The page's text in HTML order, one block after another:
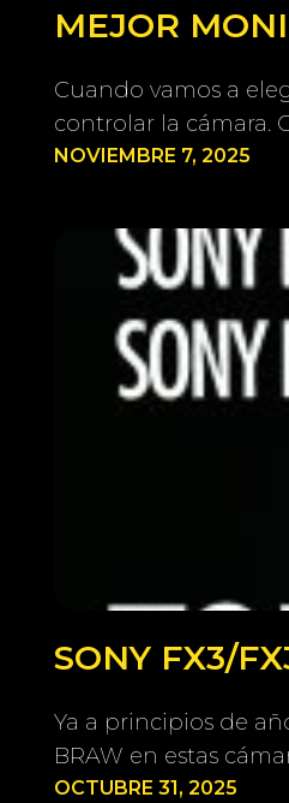
MEJOR
Cuando vamos a
controlar la cámara.
NOVIEMBRE 7, 2025
SONY FX3/
Ya a principios de
BRAW en estas
OCTUBRE 31, 2025